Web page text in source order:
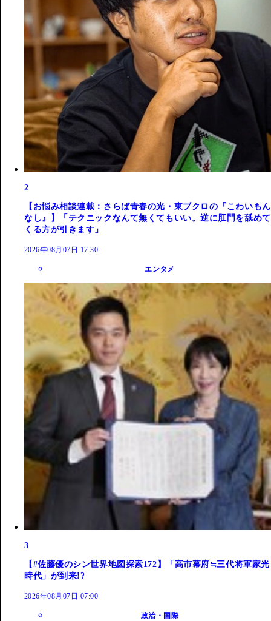
2
【お悩み相談連載：さらば青春の光・東ブクロの『こわいもん
なし』】「テクニックなんて無くてもいい。逆に肛門を舐めて
くる方が引きます」
2026年08月07日 17:30
エンタメ
3
【#佐藤優のシン世界地図探索172】「高市幕府≒三代将軍家光
時代」が到来!?
2026年08月07日 07:00
政治・国際